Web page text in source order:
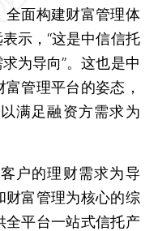
全面构建财富管理体
示，“这是中信信托
为导向”。这也是中
管理平台的姿态，
满足融资方需求为
的理财需求为导
财富管理为核心的综
全平台一站式信托产